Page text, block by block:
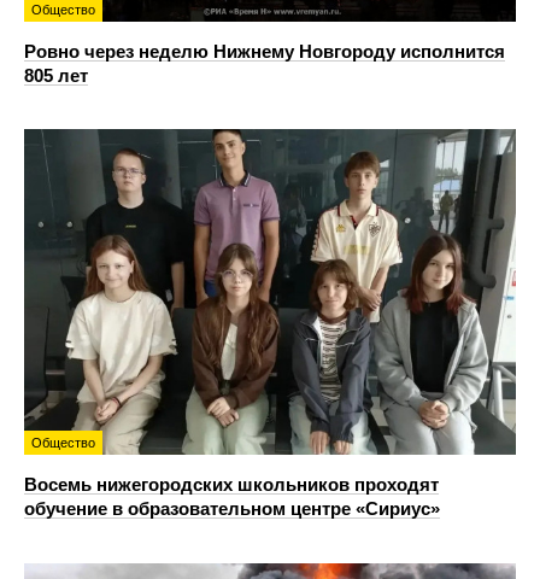
Общество
Ровно через неделю Нижнему Новгороду исполнится
805 лет
Общество
Восемь нижегородских школьников проходят
обучение в образовательном центре «Сириус»